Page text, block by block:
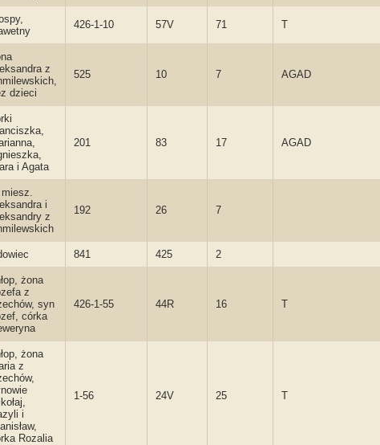
426-1-10 57V 71 T
z
dzieci
525 10 7 AGAD
i Agata
201 83 17 AGAD
i
z
192 26 7
841 425 2
żona
z
syn
córka
426-1-55 44R 16 T
żona
z
i
Rozalia
1-56 24V 25 T